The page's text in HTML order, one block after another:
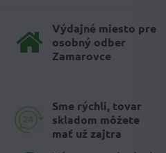
Výdajné miesto pre
osobný odber
Zamarovce
Sme rýchli, tovar
skladom môžete
mať už zajtra